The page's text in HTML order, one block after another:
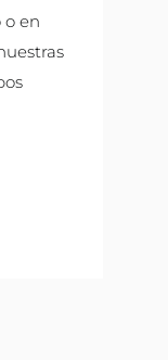
o en